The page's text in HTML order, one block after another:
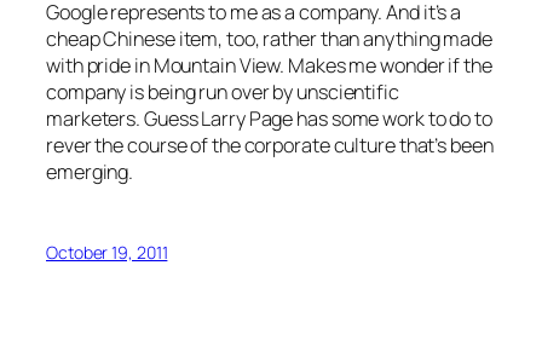
Google represents to me as a company. And it’s a
cheap Chinese item, too, rather than anything made
with pride in Mountain View. Makes me wonder if the
company is being run over by unscientific
marketers. Guess Larry Page has some work to do to
rever the course of the corporate culture that’s been
emerging.
October 19, 2011